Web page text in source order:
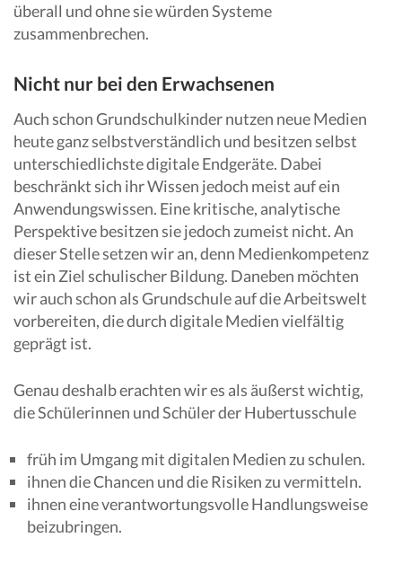
überall und ohne sie würden Systeme
zusammenbrechen.
Nicht nur bei den Erwachsenen
Auch schon Grundschulkinder nutzen neue Medien
heute ganz selbstverständlich und besitzen selbst
unterschiedlichste digitale Endgeräte. Dabei
beschränkt sich ihr Wissen jedoch meist auf ein
Anwendungswissen. Eine kritische, analytische
Perspektive besitzen sie jedoch zumeist nicht. An
dieser Stelle setzen wir an, denn Medienkompetenz
ist ein Ziel schulischer Bildung. Daneben möchten
wir auch schon als Grundschule auf die Arbeitswelt
vorbereiten, die durch digitale Medien vielfältig
geprägt ist.
Genau deshalb erachten wir es als äußerst wichtig,
die Schülerinnen und Schüler der Hubertusschule
früh im Umgang mit digitalen Medien zu schulen.
ihnen die Chancen und die Risiken zu vermitteln.
ihnen eine verantwortungsvolle Handlungsweise
beizubringen.